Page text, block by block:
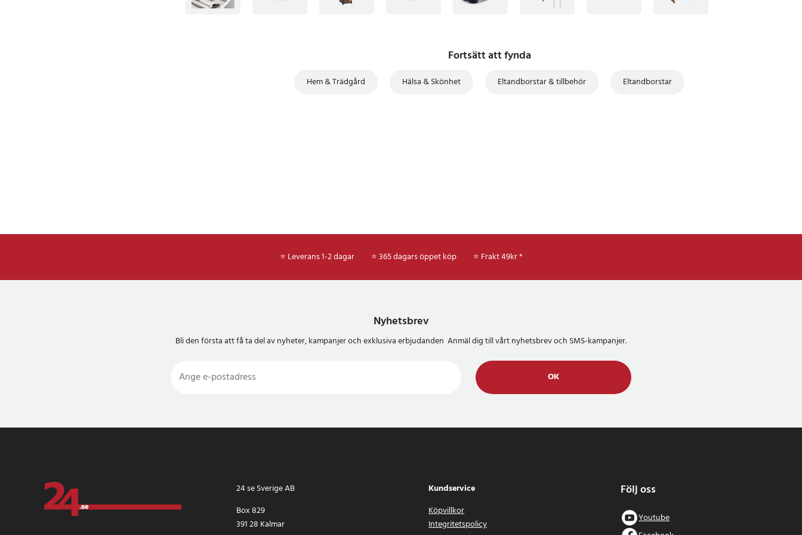
Fortsätt att fynda
Hem & Trädgård Hälsa & Skönhet Eltandborstar & tillbehör Eltandborstar
⭐ Leverans 1-2 dagar ⭐ 365 dagars öppet köp ⭐ Frakt 49kr *
Nyhetsbrev
Bli den första att få ta del av nyheter, kampanjer och exklusiva erbjudanden Anmäl dig till vårt nyhetsbrev och SMS-kampanjer.
OK
24 se Sverige AB
Box 829
391 28 Kalmar
Kundservice
Köpvillkor
Integritetspolicy
Följ oss
Youtube